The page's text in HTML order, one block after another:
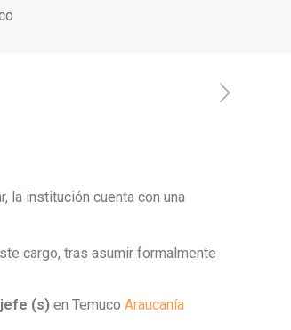
la institución cuenta con una
cargo, tras asumir formalmente
(s) en TemucoAraucanía